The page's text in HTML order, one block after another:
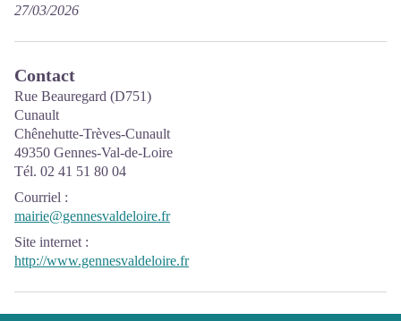
27/03/2026
Contact
Rue Beauregard (D751)
Cunault
Chênehutte-Trèves-Cunault
49350 Gennes-Val-de-Loire
Tél. 02 41 51 80 04
Courriel :
mairie@gennesvaldeloire.fr
Site internet :
http://www.gennesvaldeloire.fr